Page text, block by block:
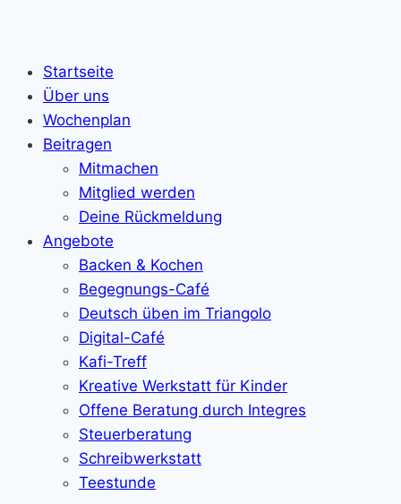
Startseite
Über uns
Wochenplan
Beitragen
Mitmachen
Mitglied werden
Deine Rückmeldung
Angebote
Backen & Kochen
Begegnungs-Café
Deutsch üben im Triangolo
Digital-Café
Kafi-Treff
Kreative Werkstatt für Kinder
Offene Beratung durch Integres
Steuerberatung
Schreibwerkstatt
Teestunde